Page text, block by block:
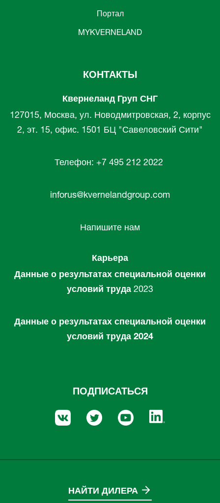
Портал
MYKVERNELAND
КОНТАКТЫ
Квернеланд Груп СНГ
127015, Москва, ул. Новодмитровская, 2, корпус
2, эт. 15, офис. 1501 БЦ "Савеловский Сити"
Телефон: +7 495 212 2022
inforus@kvernelandgroup.com
Напишите нам
Карьера
Данные о результатах специальной оценки
условий труда 2023
Данные о результатах специальной оценки
условий труда 2024
ПОДПИСАТЬСЯ
НАЙТИ ДИЛЕРА